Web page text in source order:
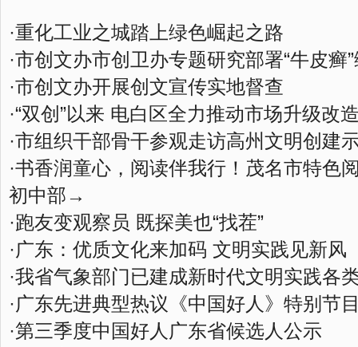
·重化工业之城踏上绿色崛起之路
·市创文办市创卫办专题研究部署“牛皮癣
·市创文办开展创文宣传实地督查
·“双创”以来 电白区全力推动市场升级改
·市组织干部骨干参观走访高州文明创建
·书香润童心，阅读伴我行！茂名市特色
初中部→
·跑友变观察员 既探美也“找茬”
·广东：优质文化来加码 文明实践见新风
·我省气象部门已建成新时代文明实践各
·广东先进典型热议《中国好人》特别节
·第三季度中国好人广东省候选人公示